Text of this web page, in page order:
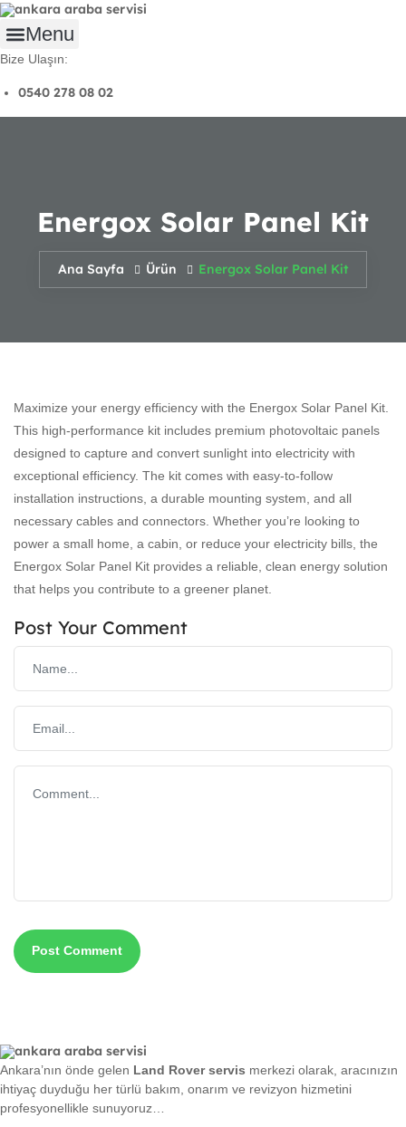
Skip
to
contentMenu
Bize Ulaşın:
0540 278 08 02
Energox Solar Panel Kit
Ana Sayfa Ürün Energox Solar Panel Kit
Maximize your energy efficiency with the Energox Solar Panel Kit.
This high-performance kit includes premium photovoltaic panels
designed to capture and convert sunlight into electricity with
exceptional efficiency. The kit comes with easy-to-follow
installation instructions, a durable mounting system, and all
necessary cables and connectors. Whether you’re looking to
power a small home, a cabin, or reduce your electricity bills, the
Energox Solar Panel Kit provides a reliable, clean energy solution
that helps you contribute to a greener planet.
Post Your Comment
Ankara’nın önde gelen Land Rover servis merkezi olarak, aracınızın
ihtiyaç duyduğu her türlü bakım, onarım ve revizyon hizmetini
profesyonellikle sunuyoruz…